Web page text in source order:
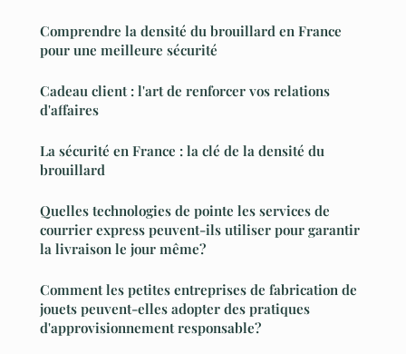
Comprendre la densité du brouillard en France
pour une meilleure sécurité
Cadeau client : l'art de renforcer vos relations
d'affaires
La sécurité en France : la clé de la densité du
brouillard
Quelles technologies de pointe les services de
courrier express peuvent-ils utiliser pour garantir
la livraison le jour même?
Comment les petites entreprises de fabrication de
jouets peuvent-elles adopter des pratiques
d'approvisionnement responsable?